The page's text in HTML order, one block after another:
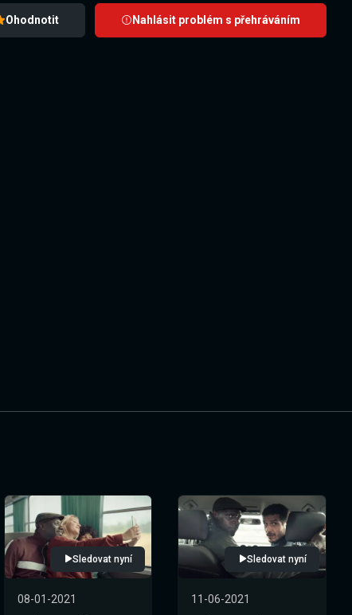
Ohodnotit Nahlásit problém s přehráváním
Sledovat nyní
08-01-2021
Sledovat nyní
11-06-2021